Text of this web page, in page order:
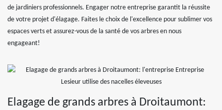
de jardiniers professionnels. Engager notre entreprise garantit la réussite
de votre projet d'élagage. Faites le choix de l'excellence pour sublimer vos
espaces verts et assurez-vous de la santé de vos arbres en nous
engageant!
Elagage de grands arbres à Droitaumont: